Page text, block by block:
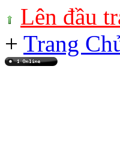
Lên đầu
+ Trang